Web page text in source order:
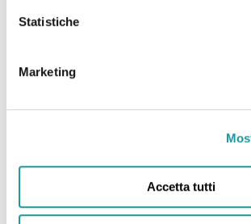
Statistiche
Marketing
Accetta tutti
c/o IRCCS Policlinico Sant’Orsola –
Struttura Semplice Dipartimentale di